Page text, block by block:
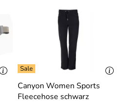
Canyon Women Sports
Fleecehose schwarz